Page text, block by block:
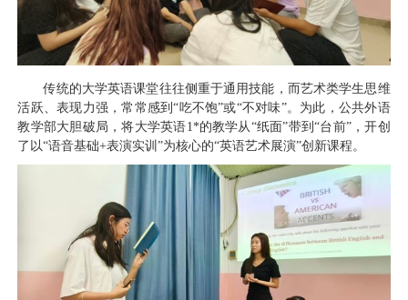
传统的大学英语课堂往往侧重于通用技能，而艺术类学生思维
活跃、表现力强，常常感到“吃不饱”或“不对味”。为此，公共外语
教学部大胆破局，将大学英语1*的教学从“纸面”带到“台前”，开创
了以“语音基础+表演实训”为核心的“英语艺术展演”创新课程。